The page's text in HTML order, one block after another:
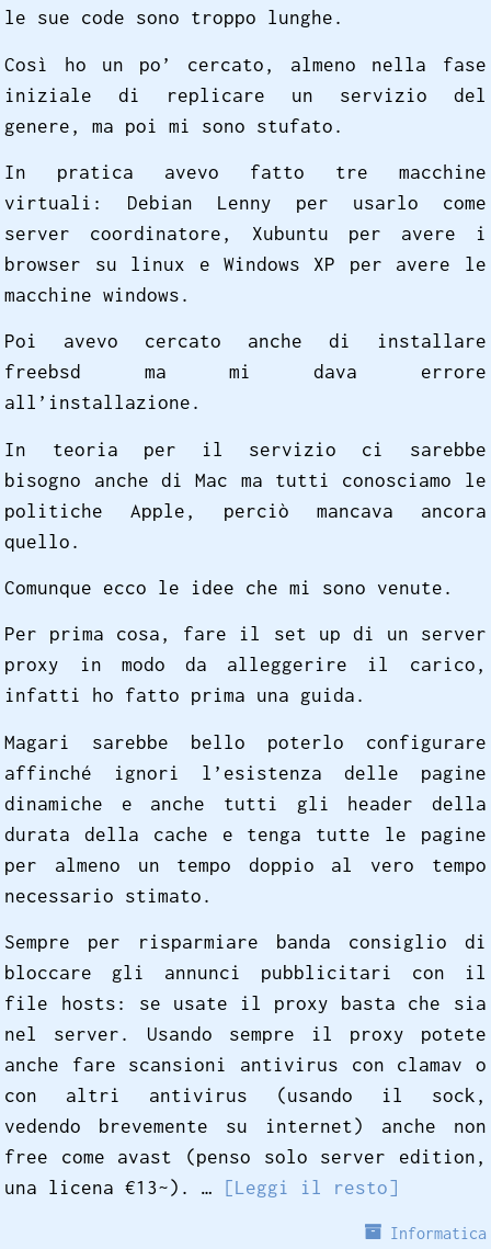
le sue code sono troppo lunghe.
Così ho un po’ cercato, almeno nella fase
iniziale di replicare un servizio del
genere, ma poi mi sono stufato.
In pratica avevo fatto tre macchine
virtuali: Debian Lenny per usarlo come
server coordinatore, Xubuntu per avere i
browser su linux e Windows XP per avere le
macchine windows.
Poi avevo cercato anche di installare
freebsd ma mi dava errore
all’installazione.
In teoria per il servizio ci sarebbe
bisogno anche di Mac ma tutti conosciamo le
politiche Apple, perciò mancava ancora
quello.
Comunque ecco le idee che mi sono venute.
Per prima cosa, fare il set up di un server
proxy in modo da alleggerire il carico,
infatti ho fatto prima una guida.
Magari sarebbe bello poterlo configurare
affinché ignori l’esistenza delle pagine
dinamiche e anche tutti gli header della
durata della cache e tenga tutte le pagine
per almeno un tempo doppio al vero tempo
necessario stimato.
Sempre per risparmiare banda consiglio di
bloccare gli annunci pubblicitari con il
file hosts: se usate il proxy basta che sia
nel server. Usando sempre il proxy potete
anche fare scansioni antivirus con clamav o
con altri antivirus (usando il sock,
vedendo brevemente su internet) anche non
free come avast (penso solo server edition,
una licena €13~). …
[Leggi il resto]
Informatica